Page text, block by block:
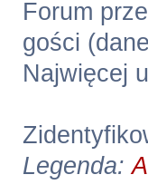
Forum
gości
Najwięcej
Legenda: